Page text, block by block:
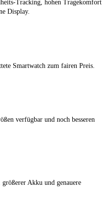
Tracking, hohen Tragekomfort
Display.
Smartwatch zum fairen Preis.
verfügbar und noch besseren
Akku und genauere